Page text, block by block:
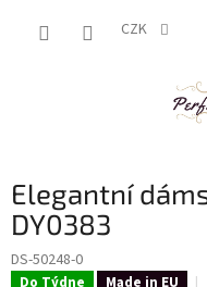
CZK
Elegantní
DY0383
DS-50248-0
Do Týdne Made in EU